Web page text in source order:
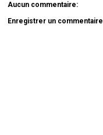
Aucun commentaire:
Enregistrer un commentaire